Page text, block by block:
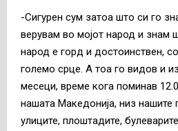
-Сигурен сум затоа што си го
верувам во мојот народ и знам
народ е горд и достоинствен,
големо срце. А тоа го видов и
месеци, време кога поминав
нашата Македонија, низ нашите
улиците, плоштадите,